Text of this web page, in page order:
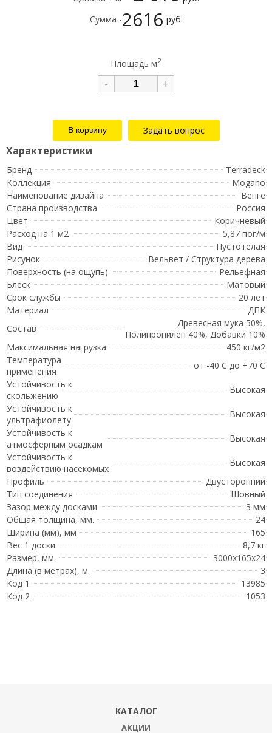
Сумма -2616 руб.
Площадь м2
- +
Задать вопрос
Бренд
Terradeck
Коллекция
Mogano
Наименование дизайна
Венге
Страна производства
Россия
Цвет
Коричневый
Расход на 1 м2
5,87 пог/м
Вид
Пустотелая
Рисунок
Вельвет / Структура дерева
Поверхность (на ощупь)
Рельефная
Блеск
Матовый
Срок службы
20 лет
Материал
ДПК
Состав
Древесная мука 50%,
Полипропилен 40%, Добавки 10%
Максимальная нагрузка
450 кг/м2
Температура
применения
от -40 С до +70 С
Устойчивость к
скольжению
Высокая
Устойчивость к
ультрафиолету
Высокая
Устойчивость к
атмосферным осадкам
Высокая
Устойчивость к
воздействию насекомых
Высокая
Профиль
Двусторонний
Тип соединения
Шовный
Зазор между досками
3 мм
Общая толщина, мм.
24
Ширина (мм), мм
165
Вес 1 доски
8,7 кг
Размер, мм.
3000x165x24
Длина (в метрах), м.
3
Код 1
13985
Код 2
1053
КАТАЛОГ
АКЦИИ